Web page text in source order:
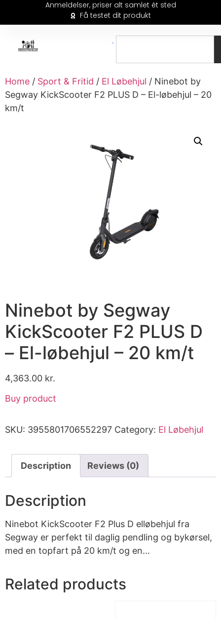
Anmeldelser, priser alt samlet ét sted
Få testet dit produkt
Home / Sport & Fritid / El Løbehjul / Ninebot by
Segway KickScooter F2 PLUS D – El-løbehjul – 20
km/t
Ninebot by Segway
KickScooter F2 PLUS D
– El-løbehjul – 20 km/t
4,363.00 kr.
Buy product
SKU: 3955801706552297 Category: El Løbehjul
Description Reviews (0)
Description
Ninebot KickScooter F2 Plus D elløbehjul fra
Segway er perfekt til daglig pendling og bykørsel,
med en topfart på 20 km/t og en…
Related products